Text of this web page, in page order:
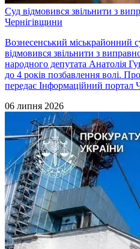
Суд відмовився звільнити з
Чернігівщини
Вознесенський міськрайонний
відмовився звільнити з
народного депутата Анатолія
до 4 років позбавлення волі.
передає Інформаційний портал
06 липня 2026